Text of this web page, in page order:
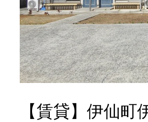
【賃貸】伊仙